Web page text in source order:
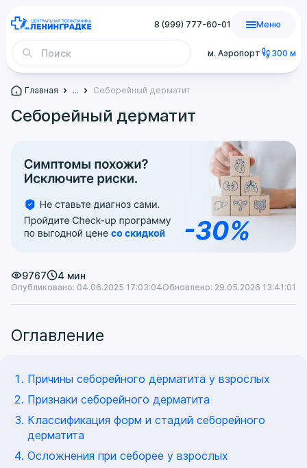
м. Аэропорт 300 м
8 (999) 777-60-01 Меню
Главная ... Себорейный дерматит
Себорейный дерматит
9767 4 мин
Опубликовано: 04.06.2025 17:03:04Обновлено: 29.05.2026 13:41:01
Оглавление
Причины себорейного дерматита у взрослых
Признаки себорейного дерматита
Классификация форм и стадий себорейного
дерматита
Осложнения при себорее у взрослых